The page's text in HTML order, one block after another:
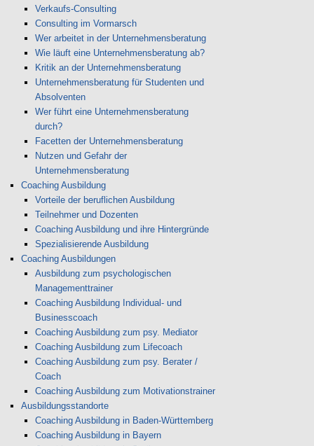
Verkaufs-Consulting
Consulting im Vormarsch
Wer arbeitet in der Unternehmensberatung
Wie läuft eine Unternehmensberatung ab?
Kritik an der Unternehmensberatung
Unternehmensberatung für Studenten und
Absolventen
Wer führt eine Unternehmensberatung
durch?
Facetten der Unternehmensberatung
Nutzen und Gefahr der
Unternehmensberatung
Coaching Ausbildung
Vorteile der beruflichen Ausbildung
Teilnehmer und Dozenten
Coaching Ausbildung und ihre Hintergründe
Spezialisierende Ausbildung
Coaching Ausbildungen
Ausbildung zum psychologischen
Managementtrainer
Coaching Ausbildung Individual- und
Businesscoach
Coaching Ausbildung zum psy. Mediator
Coaching Ausbildung zum Lifecoach
Coaching Ausbildung zum psy. Berater /
Coach
Coaching Ausbildung zum Motivationstrainer
Ausbildungsstandorte
Coaching Ausbildung in Baden-Württemberg
Coaching Ausbildung in Bayern